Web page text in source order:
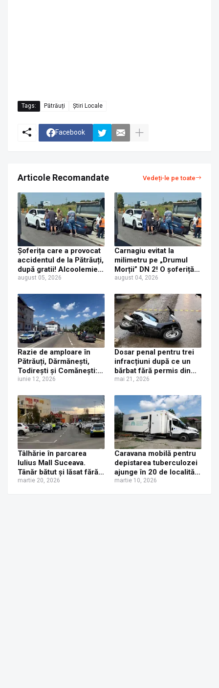
Tags: Pătrăuți Știri Locale
Facebook
Articole Recomandate Vedeți-le pe toate
Șoferița care a provocat
accidentul de la Pătrăuți,
după gratii! Alcoolemie
record de 3,12 g/l
august 05, 2026
Carnagiu evitat la
milimetru pe „Drumul
Morții” DN 2! O șoferiță
beată criță a spulberat o
contrasens!
august 04, 2026
Razie de amploare în
Pătrăuți, Dărmănești,
Todirești și Comănești:
Amenzi de aproape
recidivist reținut
iunie 12, 2026
Dosar penal pentru trei
infracțiuni după ce un
bărbat fără permis din
Pătrăuți s-a accidentat în
moped neînmatriculat
mai 21, 2026
Tâlhărie în parcarea
Iulius Mall Suceava.
Tânăr bătut și lăsat fără
bani, telefon și haine de
martie 20, 2026
Caravana mobilă pentru
depistarea tuberculozei
ajunge în 20 de localități
din Suceava, începând
martie 10, 2026